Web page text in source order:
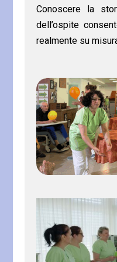
Conoscere la
dell’ospite
realmente su